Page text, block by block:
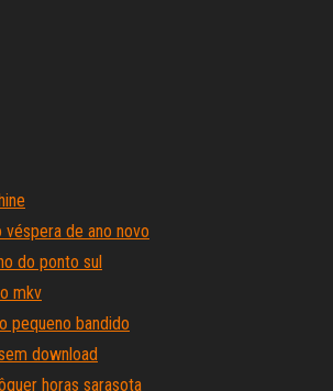
de ano novo
do ponto sul
mkv
pequeno bandido
download
horas sarasota